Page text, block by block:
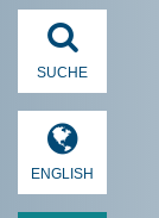
SUCHE
ENGLISH